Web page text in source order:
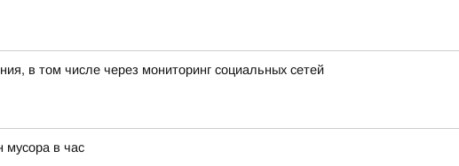
в том числе через мониторинг социальных сетей
мусора в час